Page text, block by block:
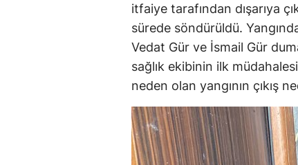
itfaiye tarafından dışarıya
sürede söndürüldü.
Vedat Gür ve İsmail Gür
sağlık ekibinin ilk
neden olan yangının çıkış